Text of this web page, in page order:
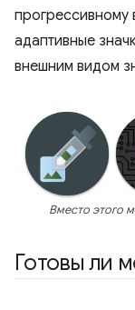
адаптивные
внешним видом
Вместо этого
Готовы ли